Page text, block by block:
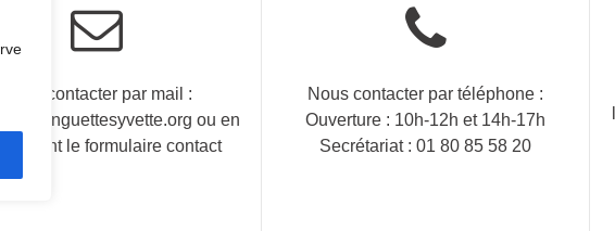
Nous contacter par mail :
ou en
le formulaire contact
Nous contacter par téléphone :
Ouverture : 10h-12h et 14h-17h
Secrétariat : 01 80 85 58 20